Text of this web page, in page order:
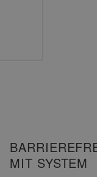
MIT SYSTEM